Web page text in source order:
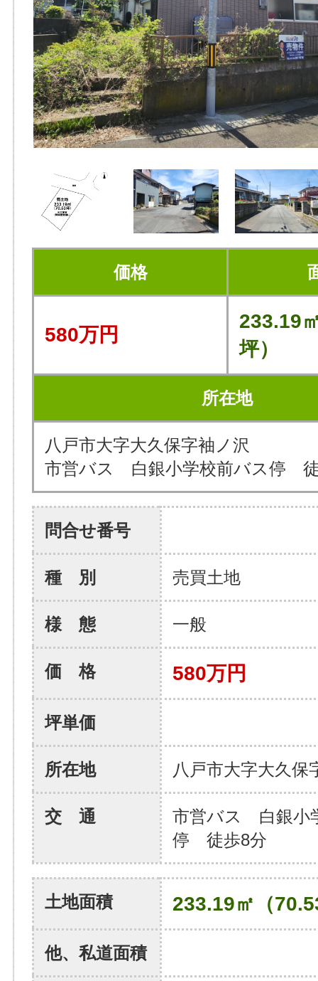
価格
580万円
233.19
坪）
所在地
八戸市大字大久保字袖ノ沢
市営バス 白銀小学校前バス停
問合せ番号
種 別 売買土地
様 態 一般
価 格 580万円
坪単価
所在地 八戸市大字大久保
交 通
市営バス 白銀小
停 徒歩8分
土地面積 233.19㎡（
他、私道面積